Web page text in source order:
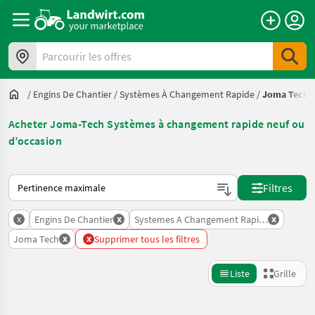
Parcourir les offres
/ Engins De Chantier /Systèmes À Changement Rapide /Joma Tech
Acheter Joma-Tech Systèmes à changement rapide neuf ou
d’occasion
Voici comment les annonces sont triées sur Landwirt.com
Filtres
x Engins De Chantier x Systemes A Changement Rapidex
Joma Tech x x Supprimer tous les filtres
Liste Grille